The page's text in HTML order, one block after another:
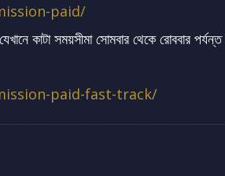
paid/
কাটা সময়সীমা সোমবার থেকে রোববার
paid-fast-track/